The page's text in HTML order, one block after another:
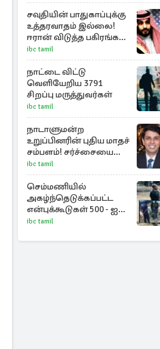
அறிவிப்பு
சவுதியின் பாதுகாப்புக்கு
உத்தரவாதம் இல்லை!
ஈரான் விடுத்த பகிரங்க
எச்சரிக்கை
ibc tamil
நாட்டை விட்டு
வெளியேறிய 3791
சிறப்பு மருத்துவர்கள்
ibc tamil
நாடாளுமன்ற
உறுப்பினரின் புதிய மாதச்
சம்பளம்! சர்ச்சையை
கிளப்பிய அர்ச்சுனாவின்
அறிக்கை
ibc tamil
செம்மணியில்
அகழ்ந்தெடுக்கப்பட்ட
என்புக்கூடுகள் 500 - ஐ
தாண்டியது
ibc tamil